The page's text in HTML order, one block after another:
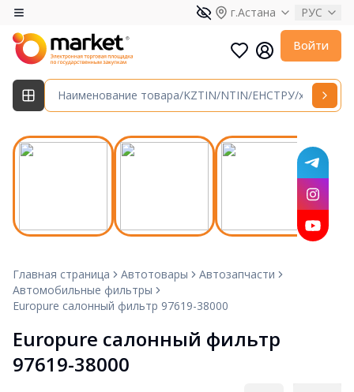
г.Астана РУС
Войти
Главная страница Автотовары
Автозапчасти
Автомобильные фильтры
Europure салонный фильтр 97619-38000
Europure салонный фильтр
97619-38000